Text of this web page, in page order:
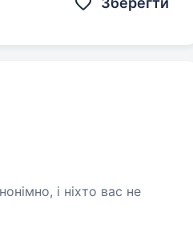
і ніхто вас не